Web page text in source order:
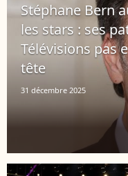
Stéphane Bern
les stars : ses
Télévisions pas
tête
31 décembre 2025